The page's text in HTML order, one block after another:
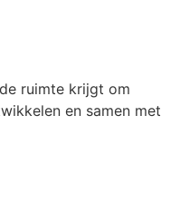
ruimte krijgt om
en samen met